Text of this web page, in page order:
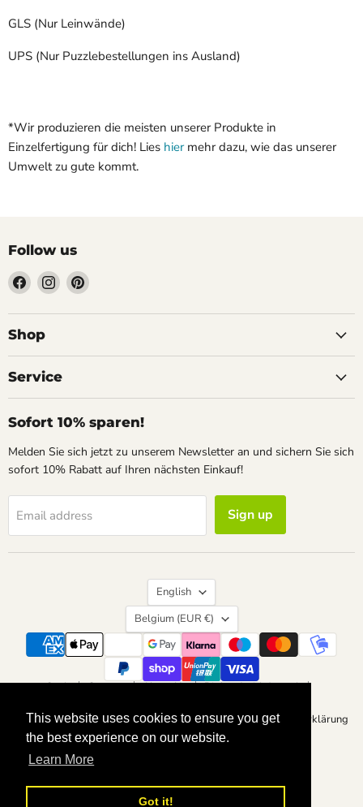
This website uses cookies to ensure you get
the best experience on our website.
Learn More
Got it!
This website uses cookies to ensure you get
the best experience on our website.
Learn More
Got it!
GLS (Nur Leinwände)
UPS (Nur Puzzlebestellungen ins Ausland)
*Wir produzieren die meisten unserer Produkte in
Einzelfertigung für dich! Lies hier mehr dazu, wie das unserer
Umwelt zu gute kommt.
Follow us
Find
us
on
Facebook
Find
us
on
Find
on
Shop
Service
Sofort 10% sparen!
Melden Sie sich jetzt zu unserem Newsletter an und sichern Sie sich
sofort 10% Rabatt auf Ihren nächsten Einkauf!
Email address Sign up
Language
English
Country
Belgium (EUR €)
Seek Contact About Us
Right of withdrawal
General terms and conditions of business
Barrierefreiheitserklärung
Copyright © 2026 calvendoverlag.